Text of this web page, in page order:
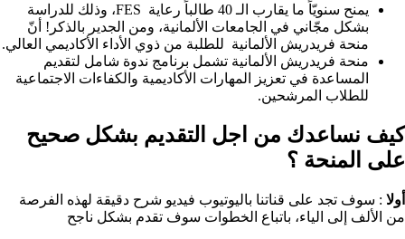
يمنح سنويّاً ما يقارب الـ 40 طالباً رعاية FES، وذلك للدراسة
بشكل مجّاني في الجامعات الألمانية، ومن الجدير بالذكر! أنّ
منحة فريدريش الألمانية للطلبة من ذوي الأداء الأكاديمي العالي.
منحة فريدريش الألمانية تشمل برنامج ندوة شامل لتقديم
المساعدة في تعزيز المهارات الأكاديمية والكفاءات الاجتماعية
للطلاب المرشحين.
كيف نساعدك من اجل التقديم بشكل صحيح
على المنحة ؟​
أولا : سوف تجد على قناتنا باليوتيوب فيديو شرح دقيقة لهذه الفرصة
من الألف إلى الياء، باتباع الخطوات سوف تقدم بشكل ناجح